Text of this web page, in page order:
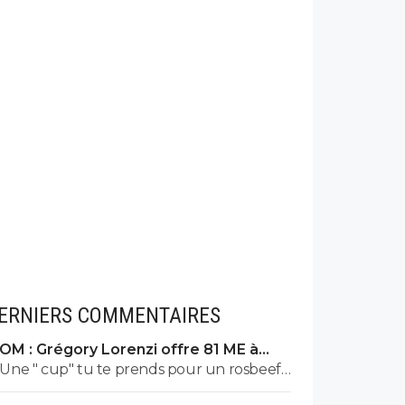
COMMENTAIRES
OM : Grégory Lorenzi offre 81 ME à
Frank McCourt
Une " cup" tu te prends pour un rosbeef
? Lol